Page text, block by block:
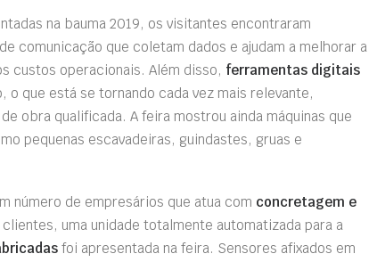
na bauma 2019, os visitantes encontraram
comunicação que coletam dados e ajudam a melhorar a
custos operacionais. Além disso, ferramentas digitais
o que está se tornando cada vez mais relevante,
obra qualificada. A feira mostrou ainda máquinas que
pequenas escavadeiras, guindastes, gruas e
número de empresários que atua com concretagem e
clientes, uma unidade totalmente automatizada para a
foi apresentada na feira. Sensores afixados em